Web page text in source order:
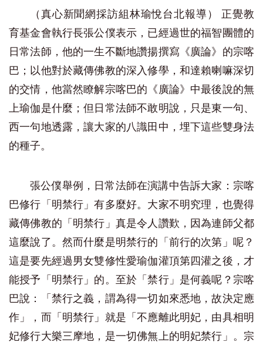
（真心新聞網採訪組林瑜悅台北報導） 正覺教
育基金會執行長張公僕表示，已經過世的福智團體的
日常法師，他的一生不斷地讚揚撰寫《廣論》的宗喀
巴；以他對於藏傳佛教的深入修學，和達賴喇嘛深切
的交情，他當然瞭解宗喀巴的《廣論》中最後說的無
上瑜伽是什麼；但日常法師不敢明說，只是東一句、
西一句地透露，讓大家的八識田中，埋下這些雙身法
的種子。
張公僕舉例，日常法師在演講中告訴大家：宗喀
巴修行「明禁行」有多麼好。大家不明究理，也覺得
藏傳佛教的「明禁行」真是令人讚歎，因為連師父都
這麼說了。然而什麼是明禁行的「前行的次第」呢？
這是要先經過男女雙修性愛瑜伽灌頂第四灌之後，才
能授予「明禁行」的。至於「禁行」是何義呢？宗喀
巴說：「禁行之義，謂為得一切如來悉地，故決定應
作」，而「明禁行」就是「不應離此明妃，由具相明
妃修行大樂三摩地，是一切佛無上的明妃禁行」。宗